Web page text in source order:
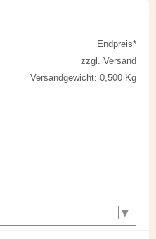
Endpreis*
zzgl. Versand
Versandgewicht: 0,500 Kg